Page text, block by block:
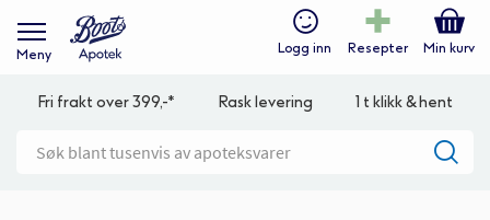
Meny Logg inn Resepter Min kurv
Fri frakt over 399,-* Rask levering 1 t klikk & hent